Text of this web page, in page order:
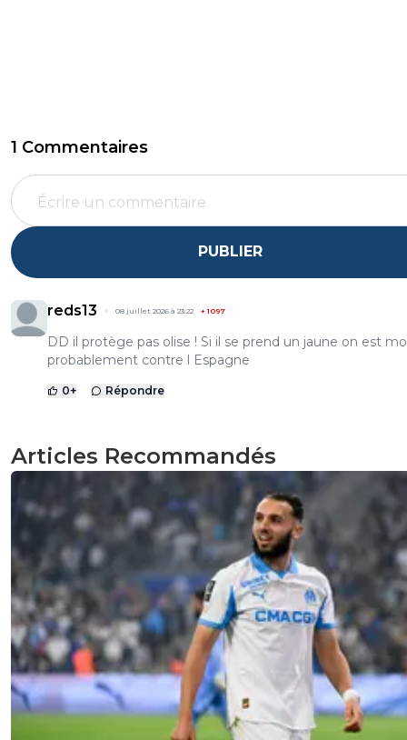
1 Commentaires
PUBLIER
reds13 08 juillet 2026 à 23:22 +1097
DD il protège pas olise ! Si il se prend un jaune on est
probablement contre l Espagne
0+ Répondre
Articles Recommandés